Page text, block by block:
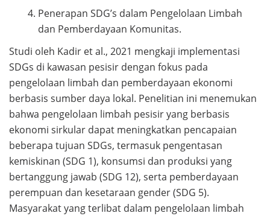
Penerapan SDG’s dalam Pengelolaan Limbah
dan Pemberdayaan Komunitas.
Studi oleh Kadir et al., 2021 mengkaji implementasi
SDGs di kawasan pesisir dengan fokus pada
pengelolaan limbah dan pemberdayaan ekonomi
berbasis sumber daya lokal. Penelitian ini menemukan
bahwa pengelolaan limbah pesisir yang berbasis
ekonomi sirkular dapat meningkatkan pencapaian
beberapa tujuan SDGs, termasuk pengentasan
kemiskinan (SDG 1), konsumsi dan produksi yang
bertanggung jawab (SDG 12), serta pemberdayaan
perempuan dan kesetaraan gender (SDG 5).
Masyarakat yang terlibat dalam pengelolaan limbah